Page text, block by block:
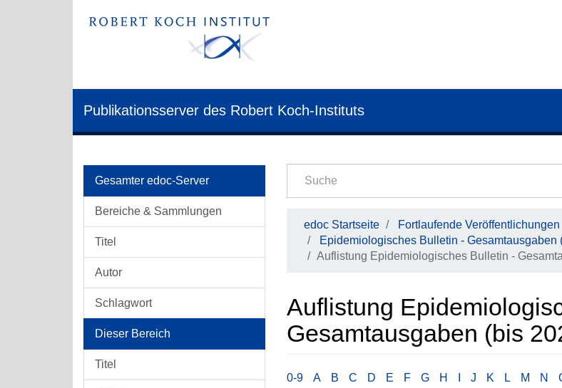
Publikationsserver des Robert Koch-Instituts
Gesamter edoc-Server
Bereiche & Sammlungen
Titel
Autor
Schlagwort
Dieser Bereich
Titel
edoc Startseite
Fortlaufende Veröffentlichungen
Epidemiologisches Bulletin - Gesamtausgaben
Auflistung Epidemiologisches Bulletin -
Auflistung
Gesamtausgaben (bis
0-9 A B C D E F G H J K L M N